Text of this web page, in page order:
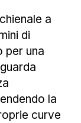
a
di
per una
la
curve